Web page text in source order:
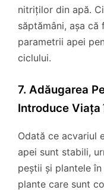
nitriților din apă.
săptămâni, așa
parametrii apei
ciclului.
7. Adăugarea
Introduce
Odată ce acvariul
apei sunt stabili,
peștii și plantele
plante care sunt